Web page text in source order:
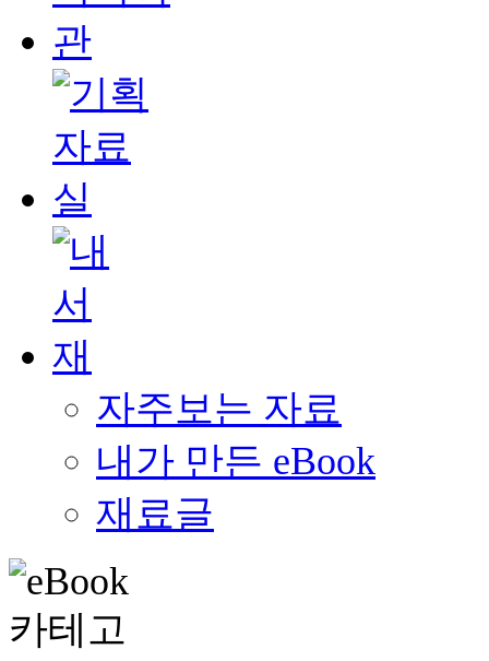
자주보는 자료
내가 만든 eBook
재료글